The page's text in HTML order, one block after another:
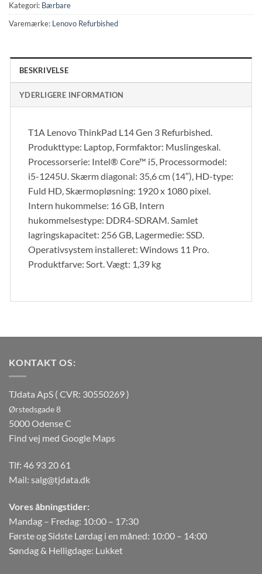
Kategori: Bærbare
Varemærke: Lenovo Refurbished
BESKRIVELSE
YDERLIGERE INFORMATION
T1A Lenovo ThinkPad L14 Gen 3 Refurbished.
Produkttype: Laptop, Formfaktor: Muslingeskal.
Processorserie: Intel® Core™ i5, Processormodel:
i5-1245U. Skærm diagonal: 35,6 cm (14″), HD-type:
Fuld HD, Skærmopløsning: 1920 x 1080 pixel.
Intern hukommelse: 16 GB, Intern
hukommelsestype: DDR4-SDRAM. Samlet
lagringskapacitet: 256 GB, Lagermedie: SSD.
Operativsystem installeret: Windows 11 Pro.
Produktfarve: Sort. Vægt: 1,39 kg
KONTAKT OS:
TJdata ApS ( CVR: 30550269 )
Ørstedsgade 8
5000 Odense C
Find vej med Google Maps
Tlf: 46 93 20 61
Mail: salg@tjdata.dk
Vores åbningstider:
Mandag – Fredag: 10:00 – 17:30
Første og Sidste Lørdag i en måned: 10:00 – 14:00
Søndag & Helligdage: Lukket